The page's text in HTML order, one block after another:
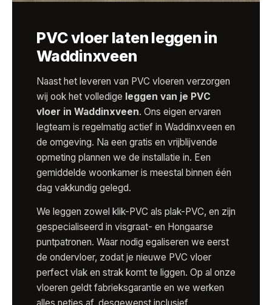
PVC vloer laten leggen in
Waddinxveen
Naast het leveren van PVC vloeren verzorgen
wij ook het volledige leggen van je PVC
vloer in Waddinxveen. Ons eigen ervaren
legteam is regelmatig actief in Waddinxveen en
de omgeving. Na een gratis en vrijblijvende
opmeting plannen we de installatie in. Een
gemiddelde woonkamer is meestal binnen één
dag vakkundig gelegd.
We leggen zowel klik-PVC als plak-PVC, en zijn
gespecialiseerd in visgraat- en Hongaarse
puntpatronen. Waar nodig egaliseren we eerst
de ondervloer, zodat je nieuwe PVC vloer
perfect vlak en strak komt te liggen. Op al onze
vloeren geldt fabrieksgarantie en we werken